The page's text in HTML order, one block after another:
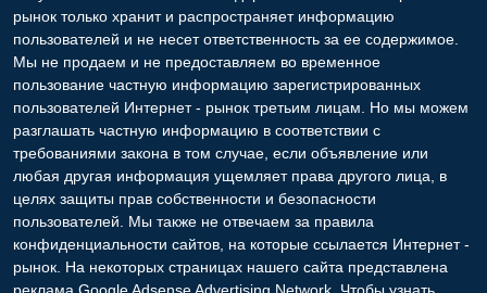
рынок только хранит и распространяет информацию
пользователей и не несет ответственность за ее содержимое.
Мы не продаем и не предоставляем во временное
пользование частную информацию зарегистрированных
пользователей Интернет - рынок третьим лицам. Но мы можем
разглашать частную информацию в соответствии с
требованиями закона в том случае, если объявление или
любая другая информация ущемляет права другого лица, в
целях защиты прав собственности и безопасности
пользователей. Мы также не отвечаем за правила
конфиденциальности сайтов, на которые ссылается Интернет -
рынок. На некоторых страницах нашего сайта представлена